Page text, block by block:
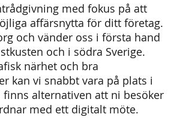
med fokus på att
affärsnytta för ditt företag.
och vänder oss i första hand
och i södra Sverige.
närhet och bra
kan vi snabbt vara på plats i
finns alternativen att ni besöker
med ett digitalt möte.